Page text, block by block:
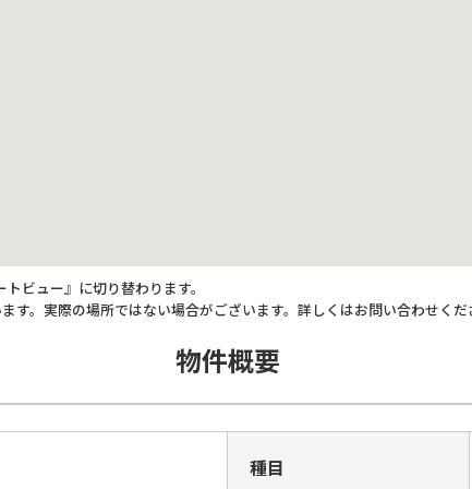
ビュー』に切り替わります。
。実際の場所ではない場合がございます。詳しくはお問い合わせくだ
物件概要
種目